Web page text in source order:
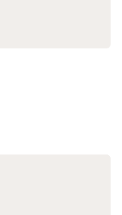
conviviale, tout
logement permet